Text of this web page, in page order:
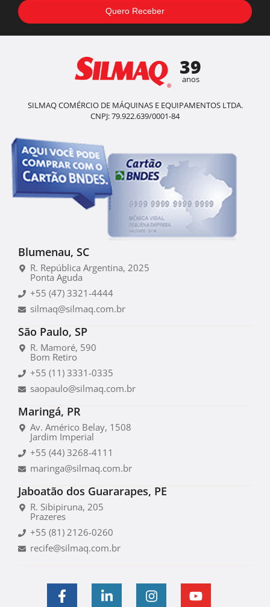
39
anos
SILMAQ COMÉRCIO DE MÁQUINAS E EQUIPAMENTOS LTDA.
CNPJ: 79.922.639/0001-84
Blumenau, SC
R. República Argentina, 2025
Ponta Aguda
+55 (47) 3321-4444
silmaq@silmaq.com.br
São Paulo, SP
R. Mamoré, 590
Bom Retiro
+55 (11) 3331-0335
saopaulo@silmaq.com.br
Maringá, PR
Av. Américo Belay, 1508
Jardim Imperial
+55 (44) 3268-4111
maringa@silmaq.com.br
Jaboatão dos Guararapes, PE
R. Sibipiruna, 205
Prazeres
+55 (81) 2126-0260
recife@silmaq.com.br